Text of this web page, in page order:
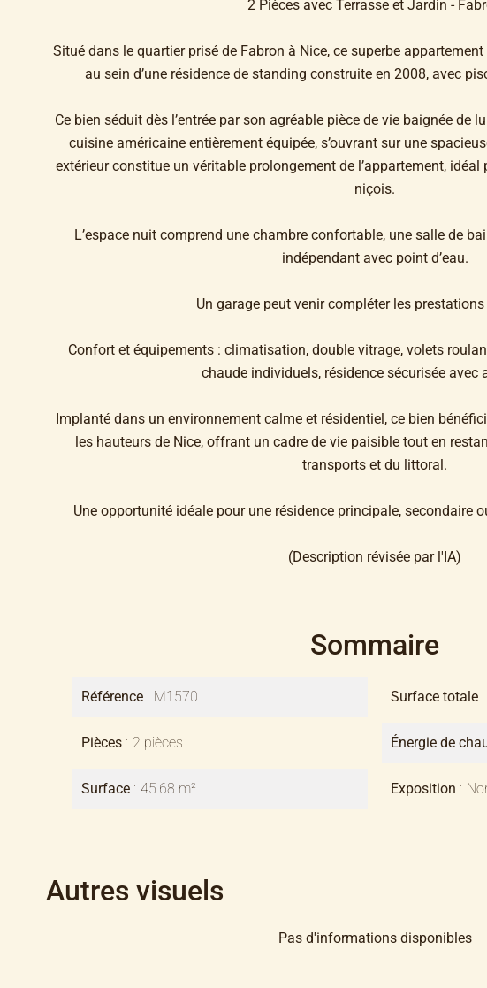
2 Pièces avec Terrasse et Jardin -
Situé dans le quartier prisé de Fabron à Nice, ce superbe
au sein d’une résidence de standing construite en 2008, avec
Ce bien séduit dès l’entrée par son agréable pièce de vie baignée de
cuisine américaine entièrement équipée, s’ouvrant sur une
extérieur constitue un véritable prolongement de l’appartement,
niçois.
L’espace nuit comprend une chambre confortable, une salle de
indépendant avec point d’eau.
Un garage peut venir compléter les prestations
Confort et équipements : climatisation, double vitrage, volets
chaude individuels, résidence sécurisée avec
Implanté dans un environnement calme et résidentiel, ce bien
les hauteurs de Nice, offrant un cadre de vie paisible tout en
transports et du littoral.
Une opportunité idéale pour une résidence principale, secondaire
(Description révisée par l'IA)
Sommaire
Référence M1570
Pièces 2 pièces
Surface 45.68 m²
Surface totale
Énergie de
Exposition
Autres visuels
Pas d'informations disponibles